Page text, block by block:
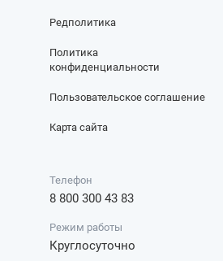
Редполитика
Политика
конфиденциальности
Пользовательское соглашение
Карта сайта
Телефон
8 800 300 43 83
Режим работы
Круглосуточно